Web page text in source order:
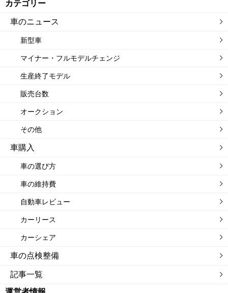
カテゴリー
車のニュース
新型車
マイナー・フルモデルチェンジ
生産終了モデル
販売台数
オークション
その他
車購入
車の選び方
車の維持費
自動車レビュー
カーリース
カーシェア
車の点検整備
記事一覧